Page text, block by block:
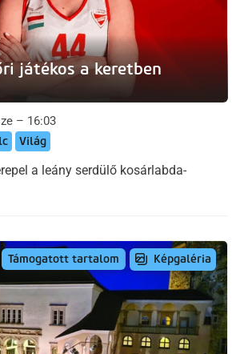
játékos a keretben
– 16:03
Világ
a leány serdülő kosárlabda-
Támogatott tartalom Képgaléria